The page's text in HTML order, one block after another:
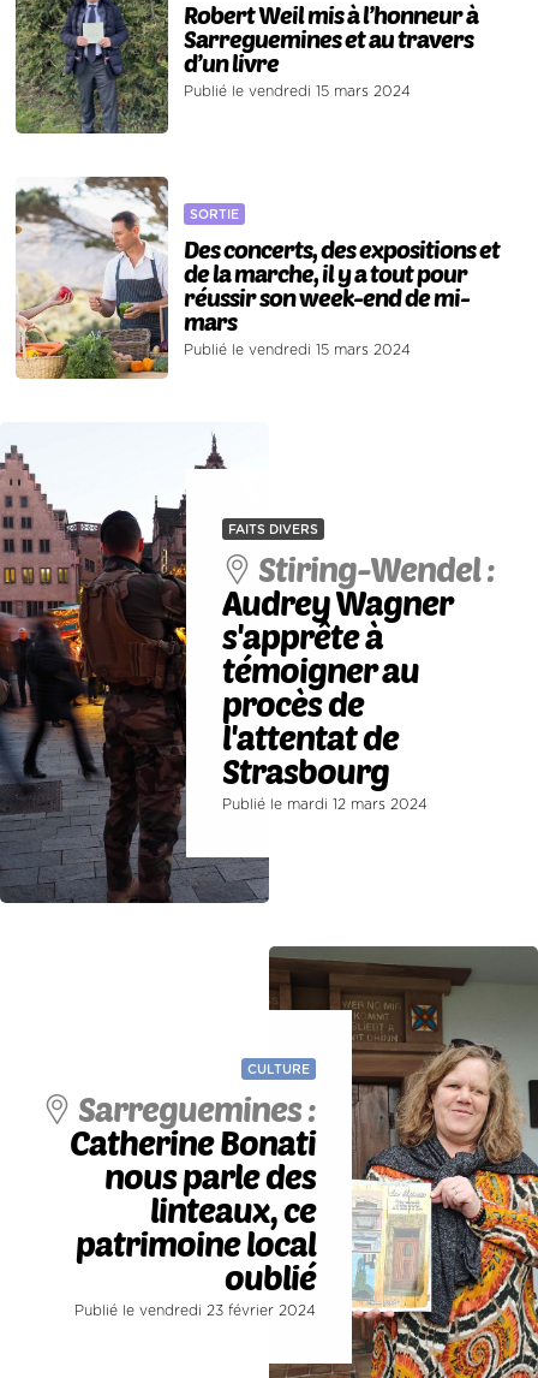
Robert Weil mis à l’honneur à
Sarreguemines et au travers
d’un livre
Publié le vendredi 15 mars 2024
SORTIE
Des concerts, des expositions et
de la marche, il y a tout pour
réussir son week-end de mi-
mars
Publié le vendredi 15 mars 2024
FAITS DIVERS
Stiring-Wendel :
Audrey Wagner
s'apprête à
témoigner au
procès de
l'attentat de
Strasbourg
Publié le mardi 12 mars 2024
CULTURE
Sarreguemines :
Catherine Bonati
nous parle des
linteaux, ce
patrimoine local
oublié
Publié le vendredi 23 février 2024